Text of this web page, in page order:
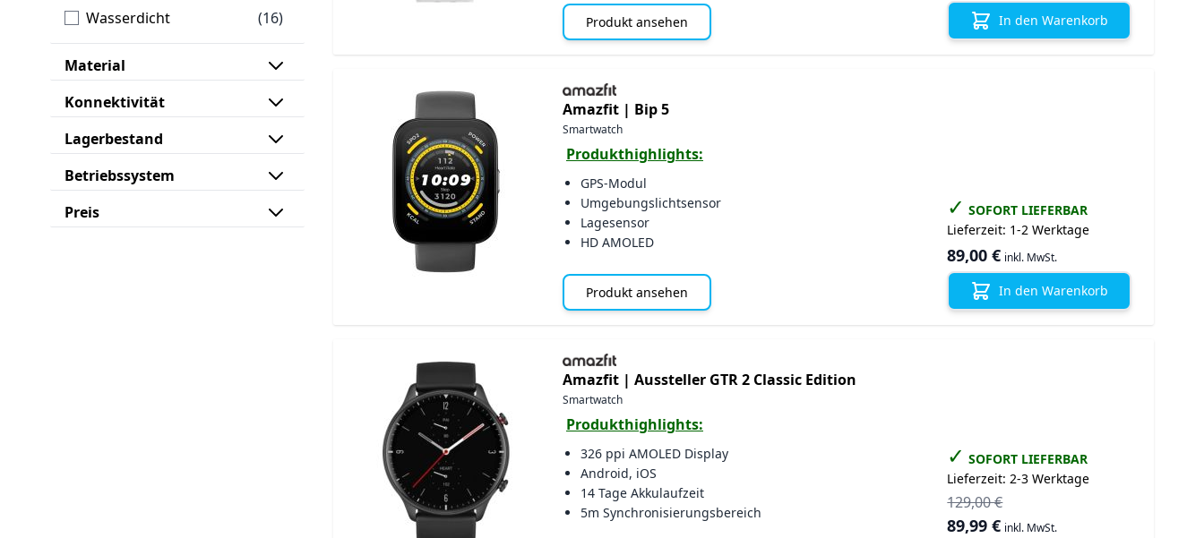
Wasserdicht
(16)Artikel
Material
Konnektivität
Lagerbestand
Betriebssystem
Preis
Produkt ansehen In den Warenkorb
Amazfit | Bip 5
Smartwatch
Produkthighlights:
GPS-Modul
Umgebungslichtsensor
Lagesensor
HD AMOLED
Produkt ansehen
✓ SOFORT LIEFERBAR
Lieferzeit: 1-2 Werktage
89,00 € inkl. MwSt.
In den Warenkorb
Amazfit | Aussteller GTR 2 Classic Edition
Smartwatch
Produkthighlights:
326 ppi AMOLED Display
Android, iOS
14 Tage Akkulaufzeit
5m Synchronisierungsbereich
✓ SOFORT LIEFERBAR
Lieferzeit:2-3 Werktage
Sonderangebot
89,99 € inkl. MwSt.
129,00 €